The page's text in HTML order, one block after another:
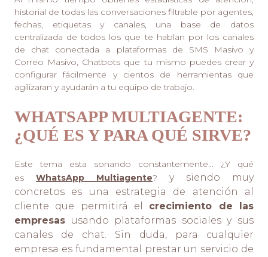
historial de todas las conversaciones filtrable por agentes,
fechas, etiquetas y canales, una base de datos
centralizada de todos los que te hablan por los canales
de chat conectada a plataformas de SMS Masivo y
Correo Masivo, Chatbots que tu mismo puedes crear y
configurar fácilmente y cientos de herramientas que
agilizaran y ayudarán a tu equipo de trabajo.
WHATSAPP MULTIAGENTE:
¿QUÉ ES Y PARA QUÉ SIRVE?
Este tema esta sonando constantemente... ¿Y qué
es WhatsApp Multiagente? y siendo muy
concretos es una estrategia de atención al
cliente que permitirá el crecimiento de las
empresas usando plataformas sociales y sus
canales de chat. Sin duda, para cualquier
empresa es fundamental prestar un servicio de